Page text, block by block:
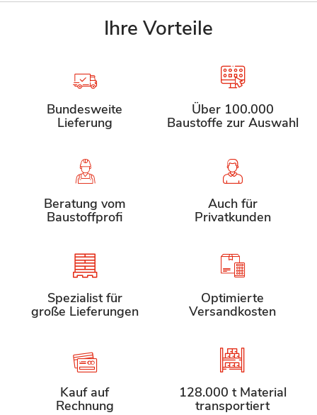
Ihre Vorteile
Bundesweite
Lieferung
Über 100.000
Baustoffe zur Auswahl
Beratung vom
Baustoffprofi
Auch für
Privatkunden
Spezialist für
große Lieferungen
Optimierte
Versandkosten
Kauf auf
Rechnung
128.000 t Material
transportiert